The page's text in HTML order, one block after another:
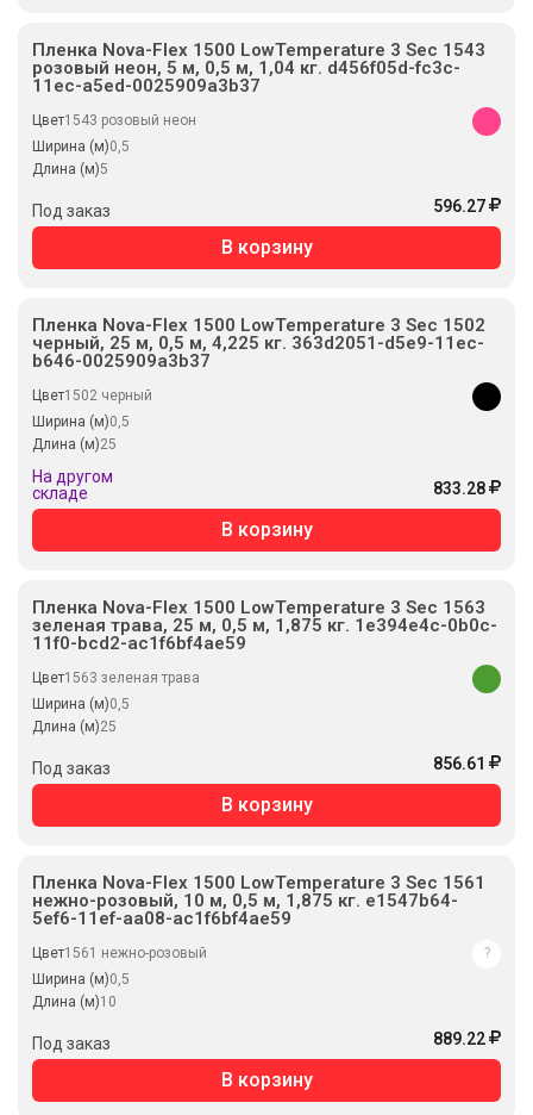
Пленка Nova-Flex 1500 LowTemperature 3 Sec 1543
розовый неон, 5 м, 0,5 м, 1,04 кг. d456f05d-fc3c-
11ec-a5ed-0025909a3b37
Цвет1543 розовый неон
Ширина (м)0,5
Длина (м)5
Под заказ 596.27
В корзину
Пленка Nova-Flex 1500 LowTemperature 3 Sec 1502
черный, 25 м, 0,5 м, 4,225 кг. 363d2051-d5e9-11ec-
b646-0025909a3b37
Цвет1502 черный
Ширина (м)0,5
Длина (м)25
На другом
складе
833.28
В корзину
Пленка Nova-Flex 1500 LowTemperature 3 Sec 1563
зеленая трава, 25 м, 0,5 м, 1,875 кг. 1e394e4c-0b0c-
11f0-bcd2-ac1f6bf4ae59
Цвет1563 зеленая трава
Ширина (м)0,5
Длина (м)25
Под заказ 856.61
В корзину
Пленка Nova-Flex 1500 LowTemperature 3 Sec 1561
нежно-розовый, 10 м, 0,5 м, 1,875 кг. e1547b64-
5ef6-11ef-aa08-ac1f6bf4ae59
Цвет1561 нежно-розовый
?
Ширина (м)0,5
Длина (м)10
Под заказ 889.22
В корзину